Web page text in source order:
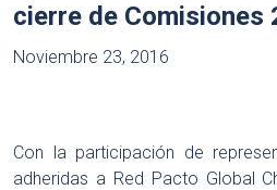
cierre de Comisiones
Noviembre 23, 2016
Con la participación de
adheridas a Red Pacto Global